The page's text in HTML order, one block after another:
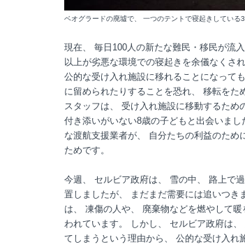
ベオグラードの廃墟で、 一つのテントで寝起きしている
現在、 毎日100人の新たな難民・移民が流
以上が劣悪な環境での寝起きを余儀なくさ
公的な受け入れ施設に移れることになって
に留められたりすることを恐れ、 移転を
スタッフは、 受け入れ施設に移動するた
付き添いがいない8歳の子どもと出会いま
な渡航支援業者が、 自分たちの利益のた
ためです。
今週、 セルビア政府は、 雪の中、 路上で
置しましたが、 まだまだ需要には追いつ
は、 凍傷の人や、 廃棄物などを燃やして
われています。 しかし、 セルビア政府は
てしまうという理由から、 公的な受け入れ